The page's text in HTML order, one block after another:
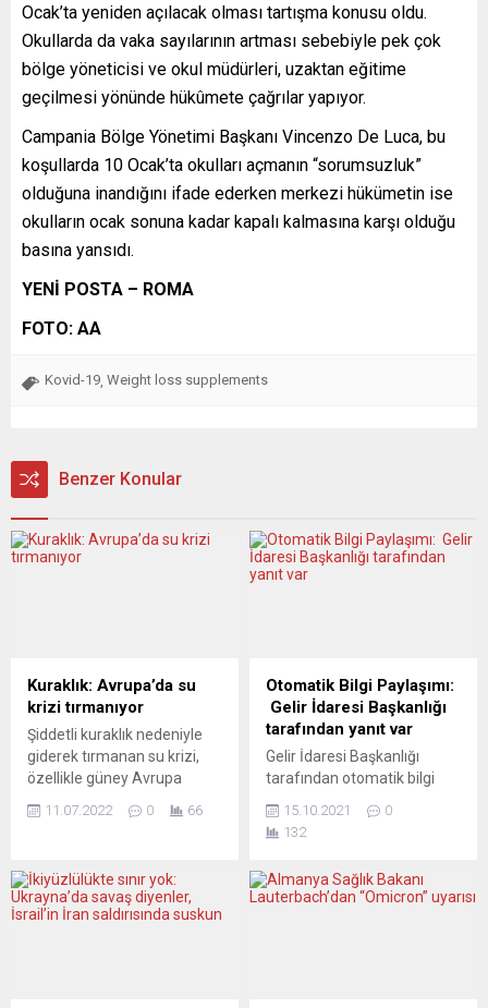
Ocak’ta yeniden açılacak olması tartışma konusu oldu.
Okullarda da vaka sayılarının artması sebebiyle pek çok
bölge yöneticisi ve okul müdürleri, uzaktan eğitime
geçilmesi yönünde hükûmete çağrılar yapıyor.
Campania Bölge Yönetimi Başkanı Vincenzo De Luca, bu
koşullarda 10 Ocak’ta okulları açmanın “sorumsuzluk”
olduğuna inandığını ifade ederken merkezi hükümetin ise
okulların ocak sonuna kadar kapalı kalmasına karşı olduğu
basına yansıdı.
YENİ POSTA – ROMA
FOTO: AA
Kovid-19 Weight loss supplements
Benzer Konular
Kuraklık: Avrupa’da su
krizi tırmanıyor
Şiddetli kuraklık nedeniyle
giderek tırmanan su krizi,
özellikle güney Avrupa
önlemlerini de beraberinde
tatlı su kaynakları… İklim
değişikliği, Avrupa’daki
11.07.2022 0 66
Otomatik Bilgi Paylaşımı:
Gelir İdaresi Başkanlığı
tarafından yanıt var
Gelir İdaresi Başkanlığı
tarafından otomatik bilgi
geldi. Yeni Posta haber
portalının YouTube
programda avukat Bilal
15.10.2021
0
132